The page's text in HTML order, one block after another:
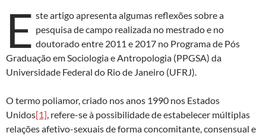
E ste artigo apresenta algumas reflexões sobre a
pesquisa de campo realizada no mestrado e no
doutorado entre 2011 e 2017 no Programa de Pós
Graduação em Sociologia e Antropologia (PPGSA) da
Universidade Federal do Rio de Janeiro (UFRJ).
O termo poliamor, criado nos anos 1990 nos Estados
Unidos[1], refere-se à possibilidade de estabelecer múltiplas
relações afetivo-sexuais de forma concomitante, consensual e